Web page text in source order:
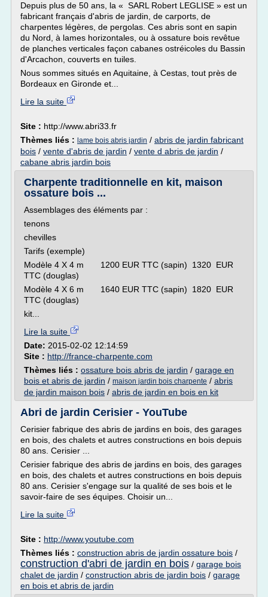
Depuis plus de 50 ans, la « SARL Robert LEGLISE » est un
fabricant français d'abris de jardin, de carports, de
charpentes légères, de pergolas. Ces abris sont en sapin
du Nord, à lames horizontales, ou à ossature bois revêtue
de planches verticales façon cabanes ostréicoles du Bassin
d'Arcachon, couverts en tuiles.
Nous sommes situés en Aquitaine, à Cestas, tout près de
Bordeaux en Gironde et...
Lire la suite
Site : http://www.abri33.fr
Thèmes liés : lame bois abris jardin / abris de jardin fabricant
bois / vente d'abris de jardin / vente d abris de jardin /
cabane abris jardin bois
Charpente traditionnelle en kit, maison
ossature bois ...
Assemblages des éléments par :
tenons
chevilles
Tarifs (exemple)
Modèle 4 X 4 m 1200 EUR TTC (sapin) 1320 EUR
TTC (douglas)
Modèle 4 X 6 m 1640 EUR TTC (sapin) 1820 EUR
TTC (douglas)
kit...
Lire la suite
Date: 2015-02-02 12:14:59
Site : http://france-charpente.com
Thèmes liés : ossature bois abris de jardin / garage en
bois et abris de jardin / maison jardin bois charpente / abris
de jardin maison bois / abris de jardin en bois en kit
Abri de jardin Cerisier - YouTube
Cerisier fabrique des abris de jardins en bois, des garages
en bois, des chalets et autres constructions en bois depuis
80 ans. Cerisier ...
Cerisier fabrique des abris de jardins en bois, des garages
en bois, des chalets et autres constructions en bois depuis
80 ans. Cerisier s'engage sur la qualité de ses bois et le
savoir-faire de ses équipes. Choisir un...
Lire la suite
Site : http://www.youtube.com
Thèmes liés : construction abris de jardin ossature bois /
construction d'abri de jardin en bois / garage bois
chalet de jardin / construction abris de jardin bois / garage
en bois et abris de jardin